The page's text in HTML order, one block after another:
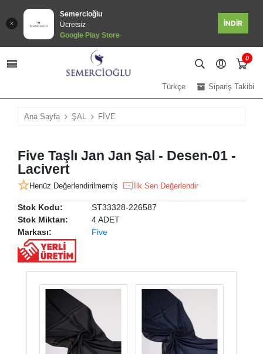
Semercioğlu
Ücretsiz
Google Play Store
İNDİR
0
Sipariş Takibi
Türkçe
Ana Sayfa ŞAL FİVE
Five Taşlı Jan Jan Şal - Desen-01 -
Lacivert
Henüz Değerlendirilmemiş İlk Sen Değerlendir
Stok Kodu:
ST33328-226587
Stok Miktarı:
4 ADET
Markası:
Five